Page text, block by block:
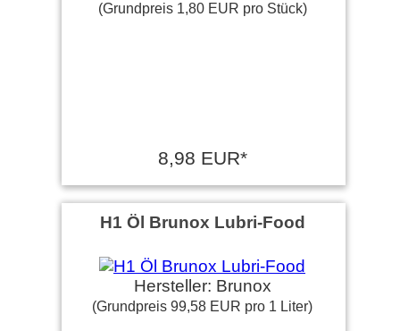
(Grundpreis 1,80 EUR pro Stück)
8,98 EUR*
H1 Öl Brunox Lubri-Food
Hersteller: Brunox
(Grundpreis 99,58 EUR pro 1 Liter)